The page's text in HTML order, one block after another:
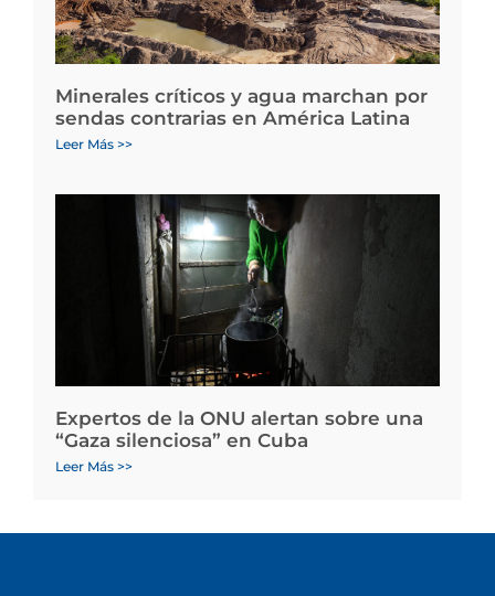
Minerales críticos y agua marchan por
sendas contrarias en América Latina
Leer Más >>
Expertos de la ONU alertan sobre una
“Gaza silenciosa” en Cuba
Leer Más >>